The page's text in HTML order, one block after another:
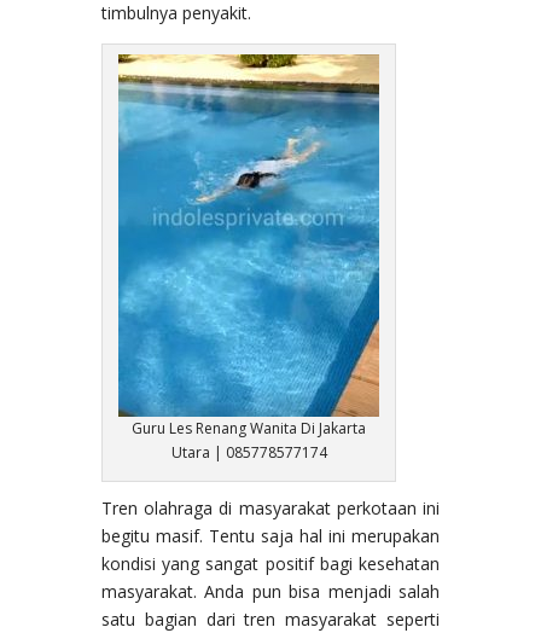
timbulnya penyakit.
Guru Les Renang Wanita Di Jakarta
Utara | 085778577174
Tren olahraga di masyarakat perkotaan ini
begitu masif. Tentu saja hal ini merupakan
kondisi yang sangat positif bagi kesehatan
masyarakat. Anda pun bisa menjadi salah
satu bagian dari tren masyarakat seperti